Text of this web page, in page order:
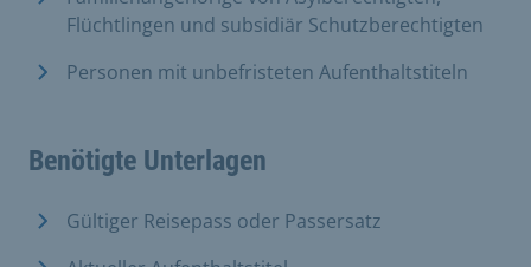
Flüchtlingen und subsidiär Schutzberechtigten
Personen mit unbefristeten Aufenthaltstiteln
Benötigte Unterlagen
Gültiger Reisepass oder Passersatz